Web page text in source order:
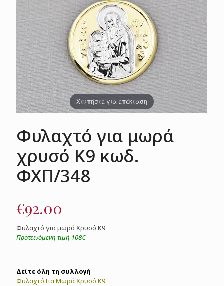
Χτυπήστε για επέκταση
Φυλαχτό για μωρά
χρυσό Κ9 κωδ.
ΦΧΠ/348
€92.00
Φυλαχτό για μωρά Χρυσό Κ9
Προτεινόμενη τιμή 108€
Δείτε όλη τη συλλογή
Φυλαχτό Για Μωρά Χρυσό Κ9